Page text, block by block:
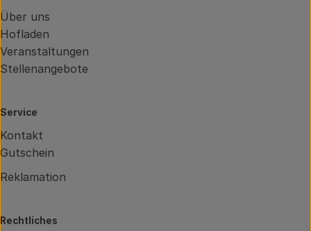
Über uns
Hofladen
Veranstaltungen
Stellenangebote
Service
Kontakt
Gutschein
Reklamation
Rechtliches